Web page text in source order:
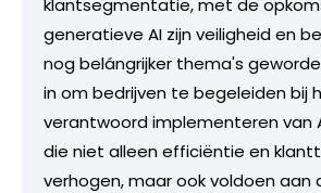
generatieve AI zijn veiligheid en
nog belángrijker thema's
in om bedrijven te begeleiden bij
verantwoord implementeren van
die niet alleen efficiëntie en
verhogen, maar ook voldoen aan